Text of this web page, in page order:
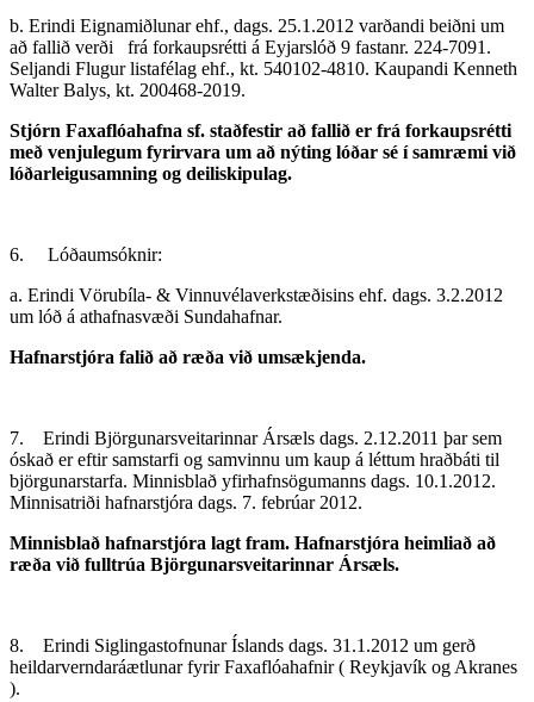
b. Erindi Eignamiðlunar ehf., dags. 25.1.2012 varðandi beiðni um
að fallið verði frá forkaupsrétti á Eyjarslóð 9 fastanr. 224-7091.
Seljandi Flugur listafélag ehf., kt. 540102-4810. Kaupandi Kenneth
Walter Balys, kt. 200468-2019.
Stjórn Faxaflóahafna sf. staðfestir að fallið er frá forkaupsrétti
með venjulegum fyrirvara um að nýting lóðar sé í samræmi við
lóðarleigu­samning og deiliskipulag.
6. Lóðaumsóknir:
a. Erindi Vörubíla- & Vinnuvélaverkstæðisins ehf. dags. 3.2.2012
um lóð á athafnasvæði Sundahafnar.
Hafnarstjóra falið að ræða við umsækjenda.
7. Erindi Björgunarsveitarinnar Ársæls dags. 2.12.2011 þar sem
óskað er eftir samstarfi og samvinnu um kaup á léttum hraðbáti til
björgunarstarfa. Minnisblað yfirhafnsögumanns dags. 10.1.2012.
Minnisatriði hafnarstjóra dags. 7. febrúar 2012.
Minnisblað hafnarstjóra lagt fram. Hafnarstjóra heimliað að
ræða við fulltrúa Björgunarsveitarinnar Ársæls.
8. Erindi Siglingastofnunar Íslands dags. 31.1.2012 um gerð
heildar­verndaráætlunar fyrir Faxaflóahafnir ( Reykjavík og Akranes
).